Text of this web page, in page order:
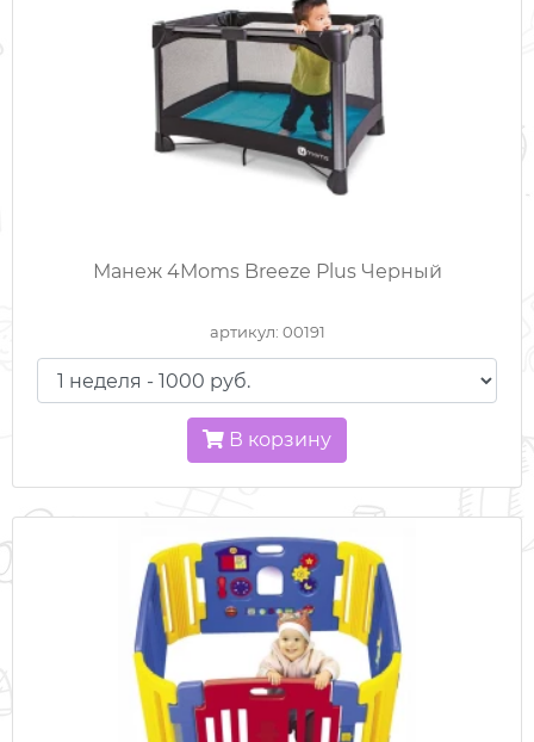
Манеж 4Moms Breeze Plus Черный
артикул: 00191
В корзину